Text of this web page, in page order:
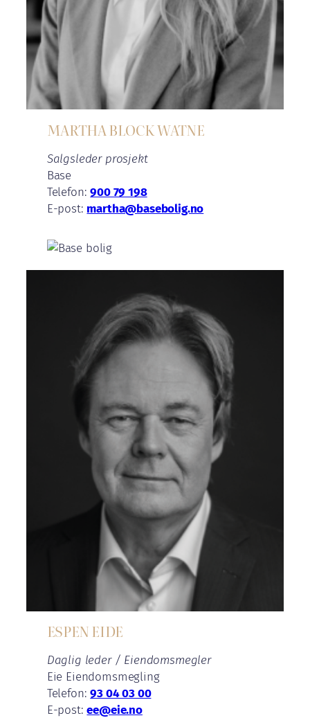
MARTHA BLOCK WATNE
Salgsleder prosjekt
Base
Telefon:900 79 198
E-post: martha@basebolig.no
ESPEN EIDE
Daglig leder / Eiendomsmegler
Eie Eiendomsmegling
Telefon:93 04 03 00
E-post:ee@eie.no